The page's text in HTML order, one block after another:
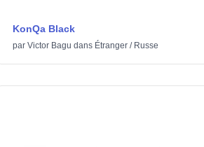
KonQa Black
par Victor Bagu dans Étranger/ Russe